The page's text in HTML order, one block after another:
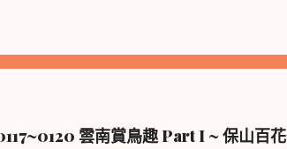
雲南賞鳥趣 Part I ~ 保山百